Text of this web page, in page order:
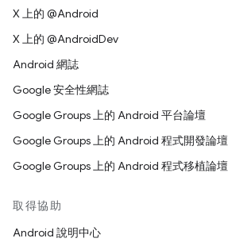
X 上的 @Android
X 上的 @AndroidDev
Android 網誌
Google 安全性網誌
Google Groups 上的 Android 平台論壇
Google Groups 上的 Android 程式開發論壇
Google Groups 上的 Android 程式移植論壇
取得協助
Android 說明中心